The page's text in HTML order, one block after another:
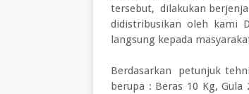
tersebut, dilakukan
didistribusikan oleh kami
langsung kepada
Berdasarkan petunjuk
berupa : Beras 10 Kg,